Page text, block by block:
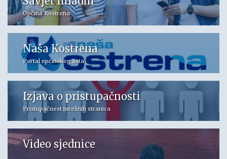
Općina Kostrena
Naša Kostrena
Portal općinskog lista
Izjava o pristupačnosti
Pristupačnost mrežnih stranica
Video sjednice